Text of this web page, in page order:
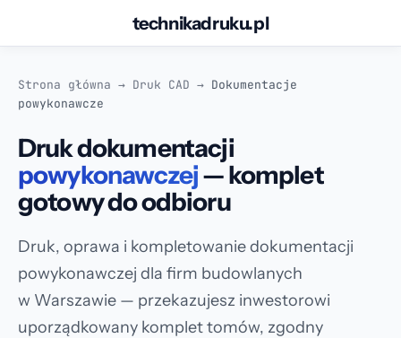
treści
Strona główna → Druk CAD → Dokumentacje
powykonawcze
Druk dokumentacji
powykonawczej— komplet
gotowy do odbioru
Druk, oprawa i kompletowanie dokumentacji
powykonawczej dla firm budowlanych
w Warszawie — przekazujesz inwestorowi
uporządkowany komplet tomów, zgodny
technikadruku.pl